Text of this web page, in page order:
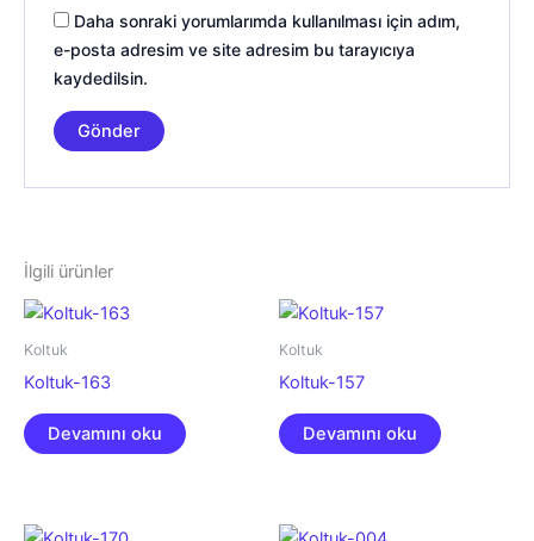
Daha sonraki yorumlarımda kullanılması için adım,
e-posta adresim ve site adresim bu tarayıcıya
kaydedilsin.
İlgili ürünler
Koltuk
Koltuk-163
Devamını oku
Koltuk
Koltuk-157
Devamını oku